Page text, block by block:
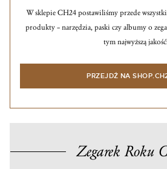
W sklepie CH24 postawiliśmy przede
produkty – narzędzia, paski czy albumy o
tym najwyższą
PRZEJDŹ NA
Zegarek Roku